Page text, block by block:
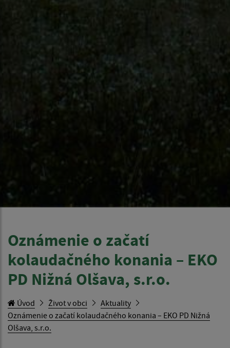
Oznámenie o začatí
kolaudačného konania – EKO
PD Nižná Olšava, s.r.o.
Úvod Život v obci
Aktuality
Oznámenie o začatí kolaudačného konania – EKO PD Nižná
Olšava, s.r.o.